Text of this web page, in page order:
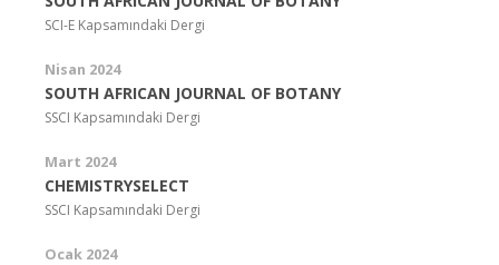
SCI-E Kapsamındaki Dergi
Nisan 2024
SOUTH AFRICAN JOURNAL OF BOTANY
SSCI Kapsamındaki Dergi
Mart 2024
CHEMISTRYSELECT
SSCI Kapsamındaki Dergi
Ocak 2024